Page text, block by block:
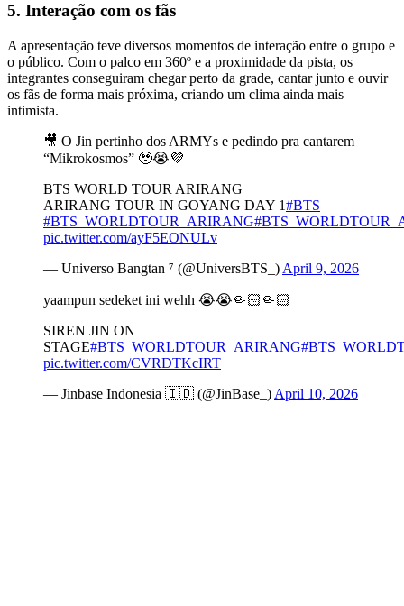
5. Interação com os fãs
A apresentação teve diversos momentos de interação entre o grupo e
o público. Com o palco em 360º e a proximidade da pista, os
integrantes conseguiram chegar perto da grade, cantar junto e ouvir
os fãs de forma mais próxima, criando um clima ainda mais
intimista.
🎥 O Jin pertinho dos ARMYs e pedindo pra cantarem
“Mikrokosmos” 🥹😭💜
BTS WORLD TOUR ARIRANG
ARIRANG TOUR IN GOYANG DAY 1#BTS
#BTS_WORLDTOUR_ARIRANG
pic.twitter.com/ayF5EONULv
— Universo Bangtan ⁷ (@UniversBTS_) April 9, 2026
yaampun sedeket ini wehh 😭😭🤏🏻🤏🏻
SIREN JIN ON
STAGE#BTS_WORLDTOUR_ARIRANG
pic.twitter.com/CVRDTKcIRT
— Jinbase Indonesia 🇮🇩 (@JinBase_) April 10, 2026